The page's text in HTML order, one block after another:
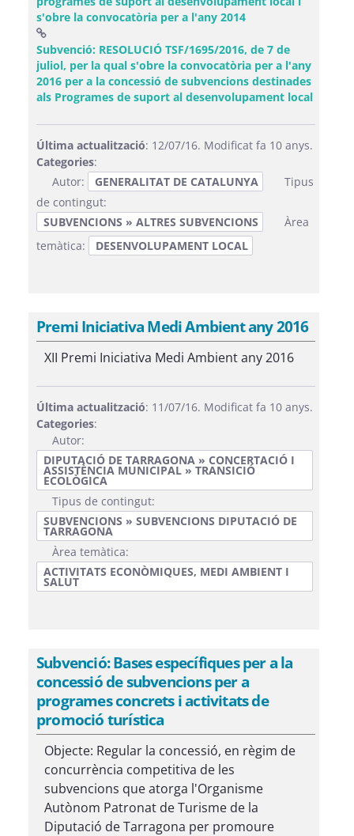
s'obre la convocatòria per a l'any 2014
Subvenció: RESOLUCIÓ TSF/1695/2016, de 7 de
juliol, per la qual s'obre la convocatòria per a l'any
2016 per a la concessió de subvencions destinades
als Programes de suport al desenvolupament local(Obre
Última actualització: 12/07/16. Modificat fa 10 anys.
Categories:
Autor:
GENERALITAT DE CATALUNYA
Tipus
de contingut:
SUBVENCIONS » ALTRES SUBVENCIONS
Àrea
temàtica:
DESENVOLUPAMENT LOCAL
Premi Iniciativa Medi Ambient any 2016
XII Premi Iniciativa Medi Ambient any 2016
Última actualització: 11/07/16. Modificat fa 10 anys.
Categories:
Autor:
DIPUTACIÓ DE TARRAGONA » CONCERTACIÓ I
ASSISTÈNCIA MUNICIPAL » TRANSICIÓ
ECOLÒGICA
Tipus de contingut:
SUBVENCIONS » SUBVENCIONS DIPUTACIÓ DE
TARRAGONA
Àrea temàtica:
ACTIVITATS ECONÒMIQUES, MEDI AMBIENT I
SALUT
Subvenció: Bases específiques per a la
concessió de subvencions per a
programes concrets i activitats de
promoció turística
Objecte: Regular la concessió, en règim de
concurrència competitiva de les
subvencions que atorga l'Organisme
Autònom Patronat de Turisme de la
Diputació de Tarragona per promoure